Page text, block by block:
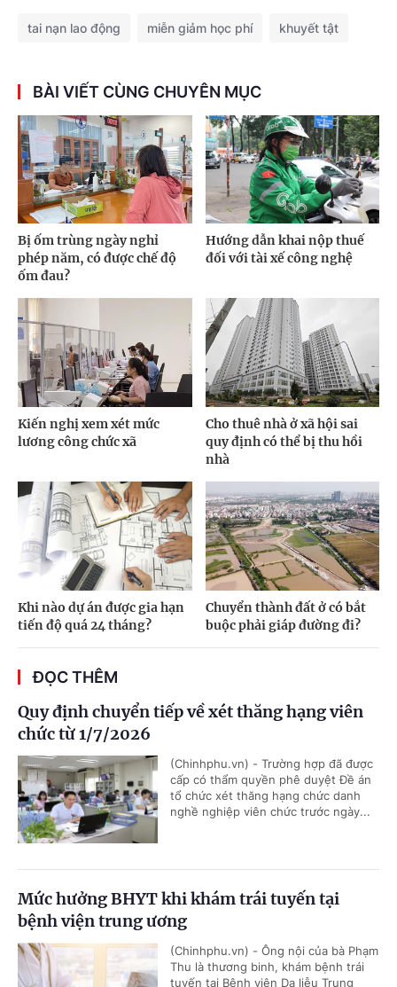
tai nạn lao động miễn giảm học phí khuyết tật
BÀI VIẾT CÙNG CHUYÊN MỤC
Bị ốm trùng ngày nghỉ
phép năm, có được chế độ
ốm đau?
Hướng dẫn khai nộp thuế
đối với tài xế công nghệ
Kiến nghị xem xét mức
lương công chức xã
Cho thuê nhà ở xã hội sai
quy định có thể bị thu hồi
nhà
Khi nào dự án được gia hạn
tiến độ quá 24 tháng?
Chuyển thành đất ở có bắt
buộc phải giáp đường đi?
ĐỌC THÊM
Quy định chuyển tiếp về xét thăng hạng viên
chức từ 1/7/2026
(Chinhphu.vn) - Trường hợp đã được
cấp có thẩm quyền phê duyệt Đề án
tổ chức xét thăng hạng chức danh
nghề nghiệp viên chức trước ngày...
Mức hưởng BHYT khi khám trái tuyến tại
bệnh viện trung ương
(Chinhphu.vn) - Ông nội của bà Phạm
Thu là thương binh, khám bệnh trái
tuyến tại Bệnh viện Da liễu Trung